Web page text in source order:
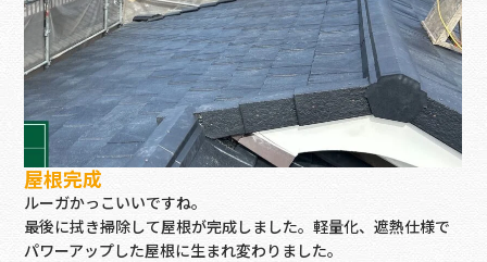
屋根完成
ルーガかっこいいですね。
最後に拭き掃除して屋根が完成しました。軽量化、遮熱仕様で
パワーアップした屋根に生まれ変わりました。